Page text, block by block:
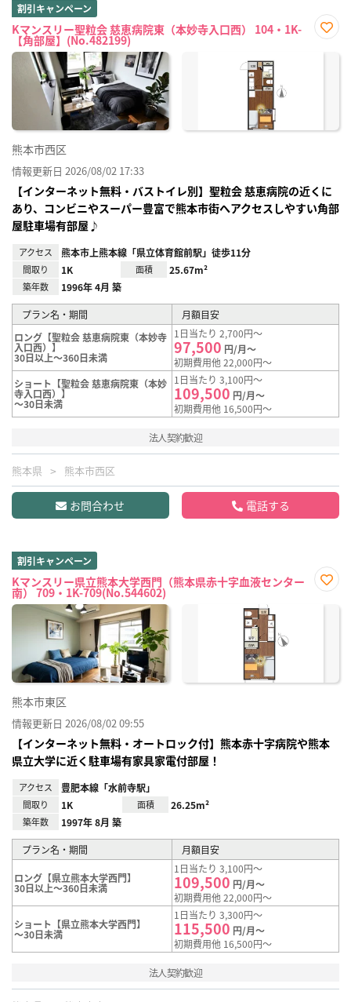
割引キャンペーン
Kマンスリー聖粒会 慈恵病院東（本妙寺入口西） 104・1K-
【角部屋】(No.482199)
に入
熊本市西区
情報更新日 2026/08/02 17:33
【インターネット無料・バストイレ別】聖粒会 慈恵病院の近くに
あり、コンビニやスーパー豊富で熊本市街へアクセスしやすい角部
屋駐車場有部屋♪
アクセス 熊本市上熊本線「県立体育館前駅」徒歩11分
間取り 1K 面積 25.67m²
築年数 1996年 4月 築
プラン名・期間
月額目安
ロング【聖粒会 慈恵病院東（本妙寺
入口西）】
30日以上～360日未満
1日当たり 2,700円～
97,500 円/月～
初期費用他 22,000円～
ショート【聖粒会 慈恵病院東（本妙
寺入口西）】
～30日未満
1日当たり 3,100円～
109,500 円/月～
初期費用他 16,500円～
法人契約歓迎
熊本県 熊本市西区
お問合わせ 電話する
割引キャンペーン
Kマンスリー県立熊本大学西門（熊本県赤十字血液センター
南） 709・1K-709(No.544602)
に入
熊本市東区
情報更新日 2026/08/02 09:55
【インターネット無料・オートロック付】熊本赤十字病院や熊本
県立大学に近く駐車場有家具家電付部屋！
アクセス 豊肥本線「水前寺駅」
間取り 1K 面積 26.25m²
築年数 1997年 8月 築
プラン名・期間 月額目安
ロング【県立熊本大学西門】
30日以上～360日未満
1日当たり 3,100円～
109,500 円/月～
初期費用他 22,000円～
ショート【県立熊本大学西門】
～30日未満
1日当たり 3,300円～
115,500 円/月～
初期費用他 16,500円～
法人契約歓迎